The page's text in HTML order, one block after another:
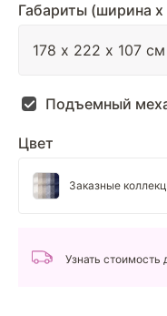
Габариты (ширина х
Подъемный
Цвет
Заказные
Узнать стоимость